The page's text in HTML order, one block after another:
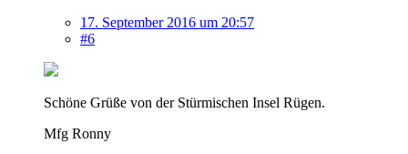
17. September 2016 um 20:57
#6
Schöne Grüße von der Stürmischen Insel Rügen.
Mfg Ronny